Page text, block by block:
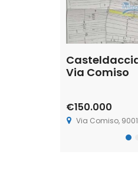
Via Comiso
€150.000
Via Comiso, 90014